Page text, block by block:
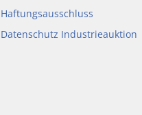
Haftungsausschluss
Datenschutz Industrieauktion